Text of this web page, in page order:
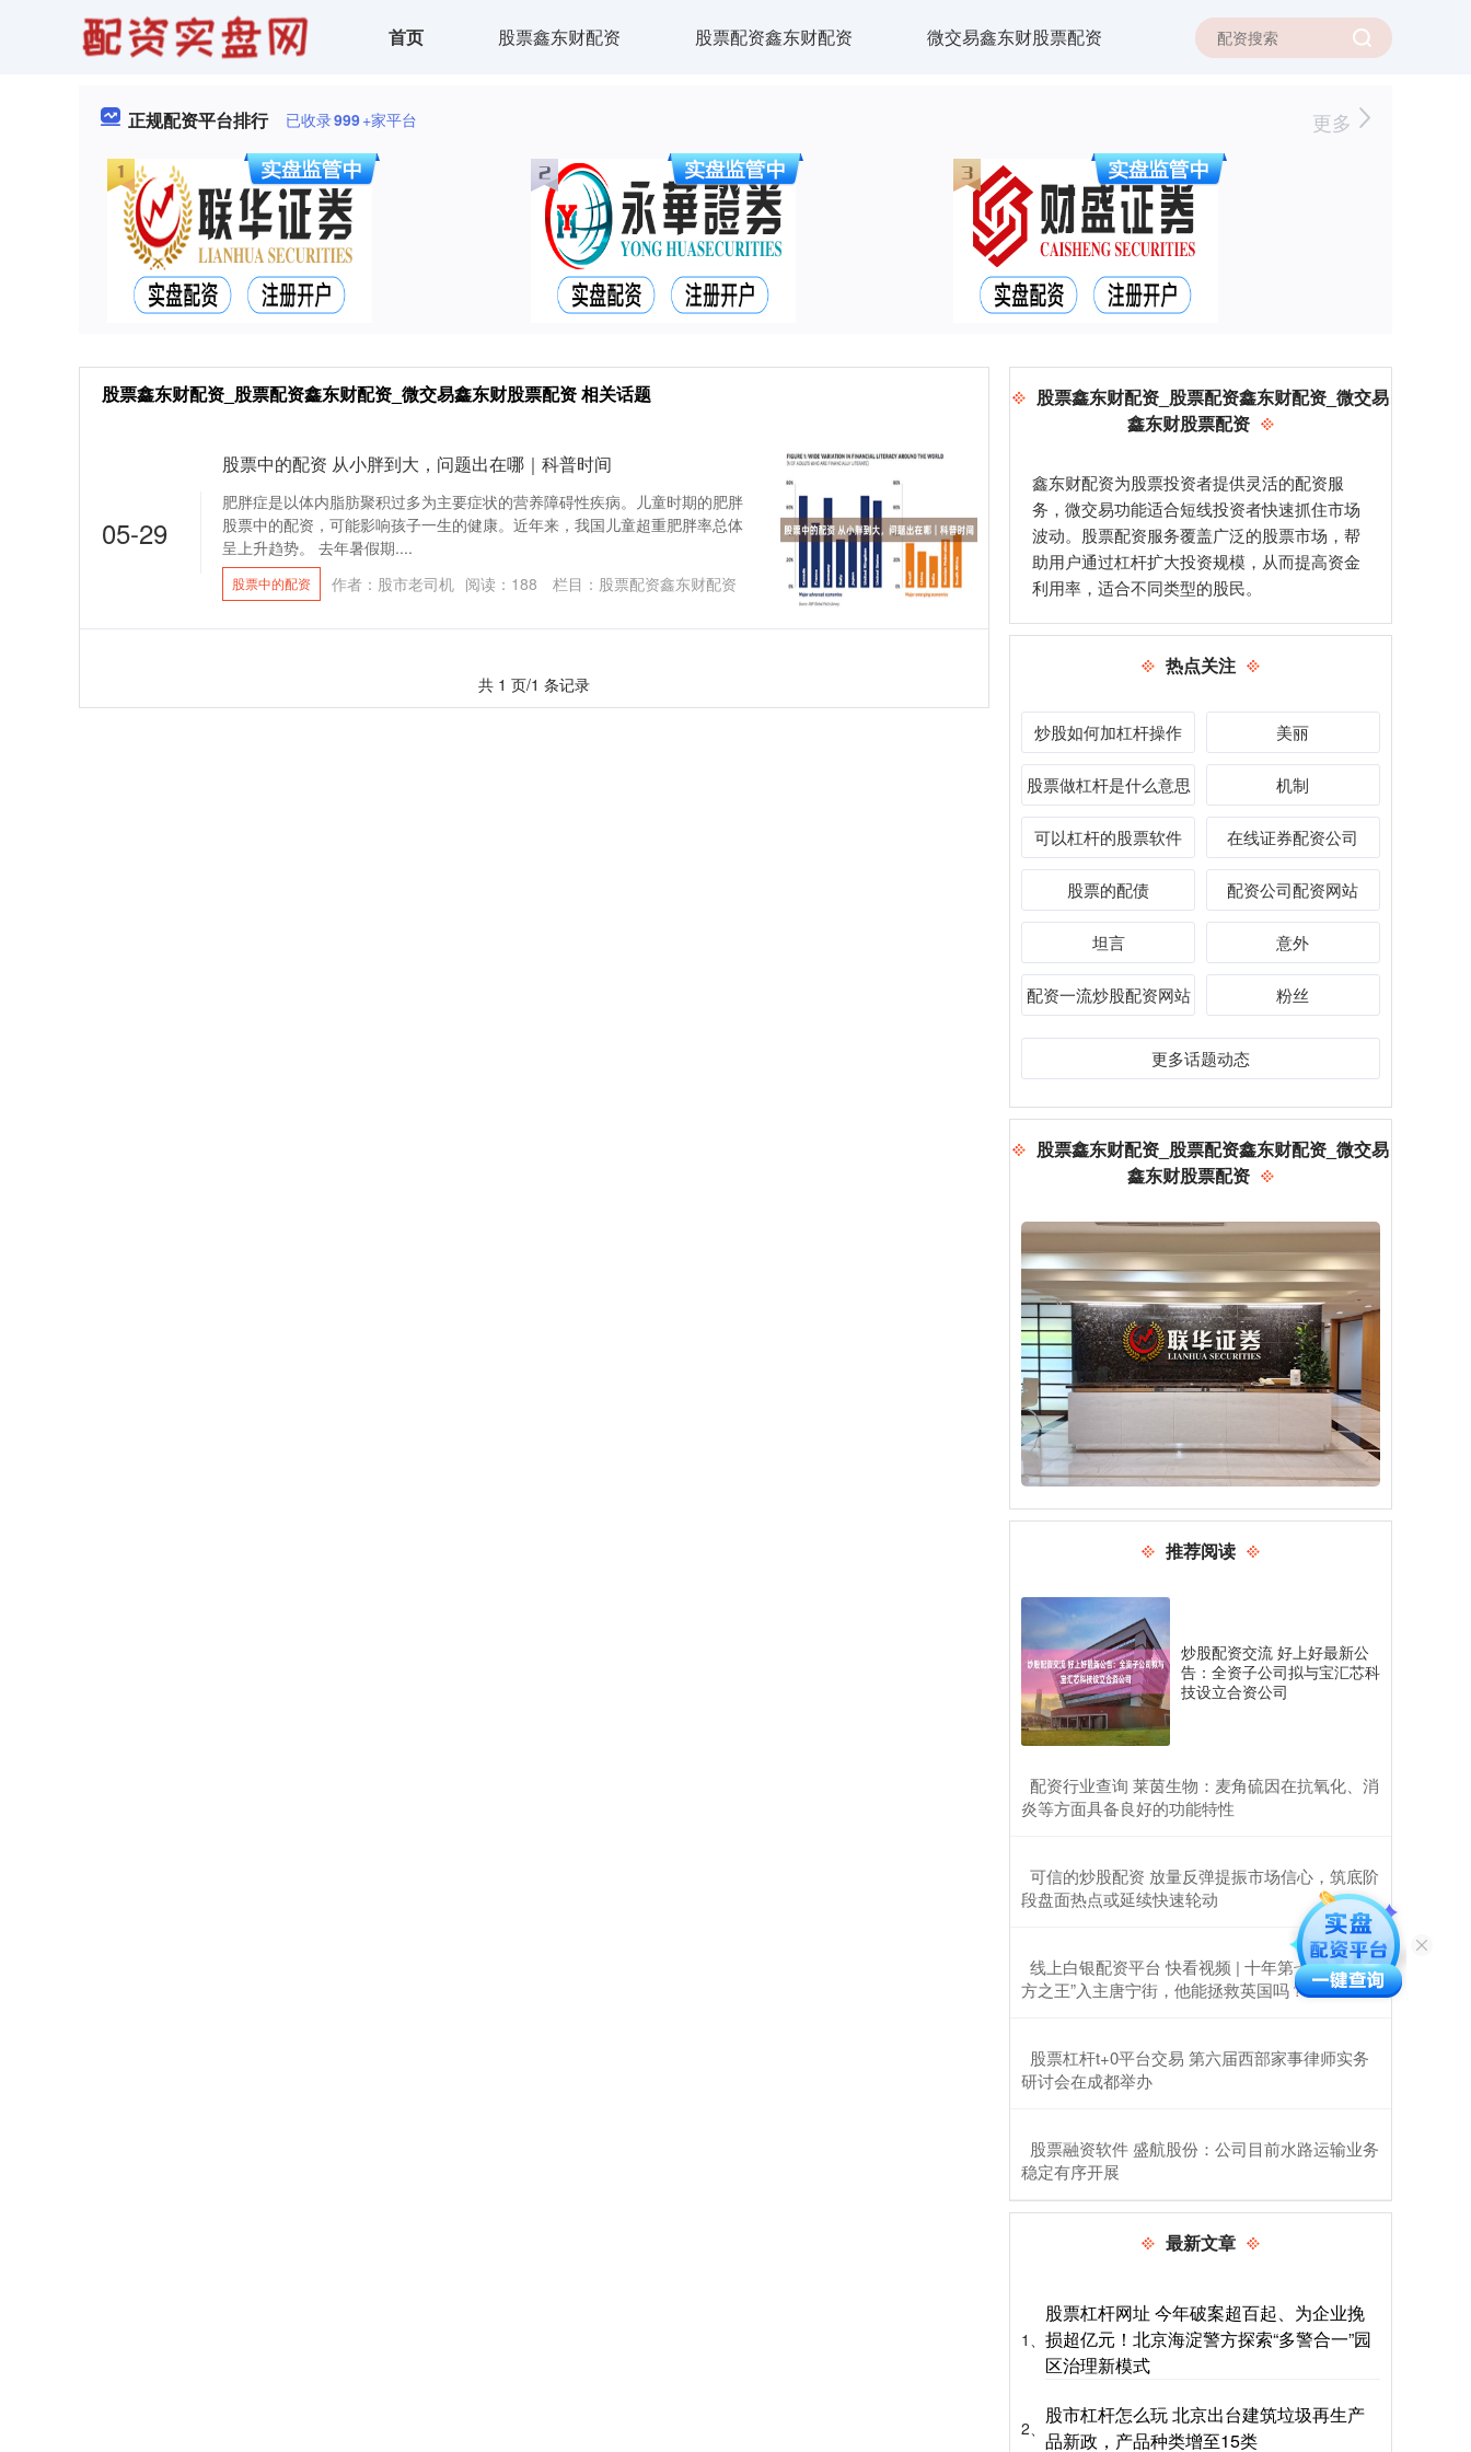
首页 股票鑫东财配资 股票配资鑫东财配资 微交易鑫东财股票配资
正规配资平台排行 已收录999+家平台 更多
股票鑫东财配资_股票配资鑫东财配资_微交易鑫东财股票配资 相关话题
05-29
股票中的配资 从小胖到大，问题出在哪｜科普时间
肥胖症是以体内脂肪聚积过多为主要症状的营养障碍性疾病。儿童时期的肥胖
股票中的配资，可能影响孩子一生的健康。近年来，我国儿童超重肥胖率总体
呈上升趋势。 去年暑假期....
股票中的配资 作者：股市老司机 阅读： 188 栏目： 股票配资鑫东财配资
共 1 页/1 条记录
股票鑫东财配资_股票配资鑫东财配资_微交易
鑫东财股票配资
鑫东财配资为股票投资者提供灵活的配资服
务，微交易功能适合短线投资者快速抓住市场
波动。股票配资服务覆盖广泛的股票市场，帮
助用户通过杠杆扩大投资规模，从而提高资金
利用率，适合不同类型的股民。
热点关注
炒股如何加杠杆操作 美丽
股票做杠杆是什么意思 机制
可以杠杆的股票软件 在线证券配资公司
股票的配债 配资公司配资网站
坦言 意外
配资一流炒股配资网站 粉丝
更多话题动态
股票鑫东财配资_股票配资鑫东财配资_微交易
鑫东财股票配资
推荐阅读
炒股配资交流 好上好最新公
告：全资子公司拟与宝汇芯科
技设立合资公司
​配资行业查询 莱茵生物：麦角硫因在抗氧化、消
炎等方面具备良好的功能特性
​可信的炒股配资 放量反弹提振市场信心，筑底阶
段盘面热点或延续快速轮动
​线上白银配资平台 快看视频 | 十年第七相，“北
方之王”入主唐宁街，他能拯救英国吗？
​股票杠杆t+0平台交易 第六届西部家事律师实务
研讨会在成都举办
​股票融资软件 盛航股份：公司目前水路运输业务
稳定有序开展
最新文章
1、
股票杠杆网址 今年破案超百起、为企业挽
损超亿元！北京海淀警方探索“多警合一”园
区治理新模式
2、
股市杠杆怎么玩 北京出台建筑垃圾再生产
品新政，产品种类增至15类